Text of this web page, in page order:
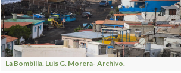
La Bombilla. Luis G. Morera- Archivo.